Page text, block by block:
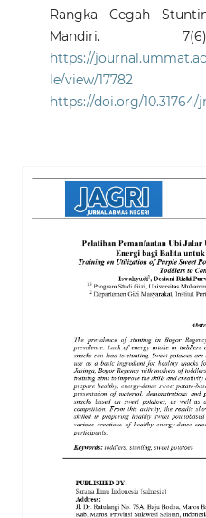
Rangka Cegah
Mandiri.
https://
le/view/17782
https://doi.org/10.31764/